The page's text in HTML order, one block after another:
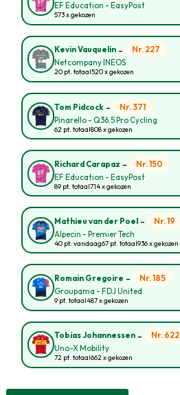
EF Education - EasyPost
573 x gekozen
Kevin Vauquelin - Nr. 227
Netcompany INEOS
20 pt. totaal520 x gekozen
Tom Pidcock - Nr. 371
Pinarello - Q36.5 Pro Cycling
62 pt. totaal808 x gekozen
Richard Carapaz - Nr. 150
EF Education - EasyPost
89 pt. totaal714 x gekozen
Mathieu van der Poel - Nr. 19
Alpecin - Premier Tech
40 pt. vandaag67 pt. totaal936 x gekozen
Romain Gregoire - Nr. 185
Groupama - FDJ United
9 pt. totaal487 x gekozen
Tobias Johannessen - Nr. 622
Uno-X Mobility
72 pt. totaal662 x gekozen